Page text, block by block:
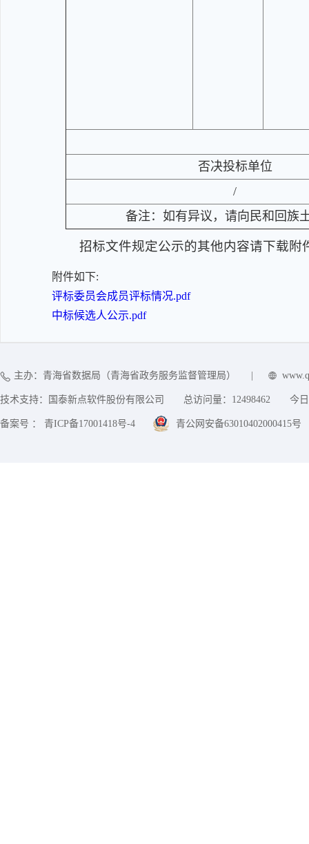
否决投标单位
/
备注：如有异议，请向民和回族
招标文件规定公示的其他内容请下载附
附件如下:
评标委员会成员评标情况.pdf
中标候选人公示.pdf
主办：青海省数据局（青海省政务服务监督管理局）
技术支持：国泰新点软件股份有限公司 总访问量： 12498462 今
备案号 ： 青ICP备17001418号-4 青公网安备63010402000415号